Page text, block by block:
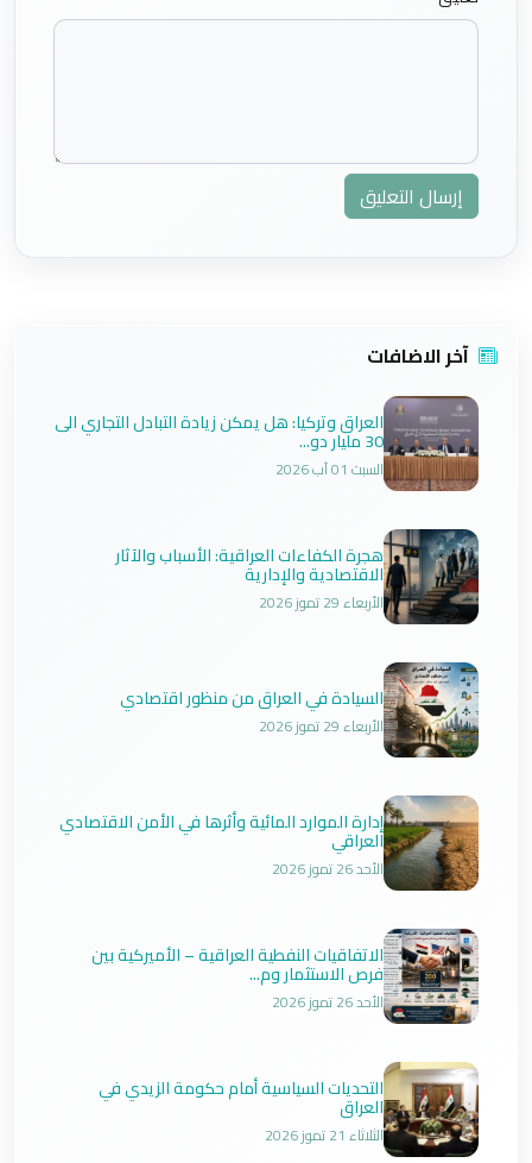
إرسال التعليق
آخر الاضافات
العراق وتركيا: هل يمكن زيادة التبادل التجاري الى
30 مليار دو...
السبت 01 آب 2026
هجرة الكفاءات العراقية: الأسباب والآثار
الاقتصادية والإدارية
الأربعاء 29 تموز 2026
السيادة في العراق من منظور اقتصادي
الأربعاء 29 تموز 2026
إدارة الموارد المائية وأثرها في الأمن الاقتصادي
العراقي
الأحد 26 تموز 2026
الاتفاقيات النفطية العراقية – الأميركية بين
فرص الاستثمار وم...
الأحد 26 تموز 2026
التحديات السياسية أمام حكومة الزيدي في
العراق
الثلاثاء 21 تموز 2026